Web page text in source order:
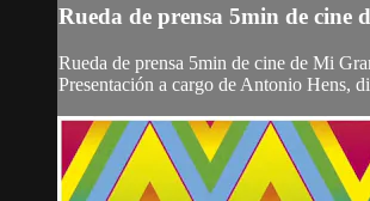
Rueda de prensa 5min de cine
Rueda de prensa 5min de cine de Mi
Presentación a cargo de Antonio Hens,